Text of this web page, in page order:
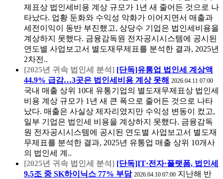
제표상 법인세비용 계상 규모가 1년 새 줄어든 것으로 나
타났다. 업황 둔화와 수익성 악화가 이어지면서 매출과
세전이익이 동반 부진했고, 상당수 기업은 법인세비용을
계상하지 못했다. 금융감독원 전자공시시스템에 공시된
연도별 사업보고서 별도재무제표를 분석한 결과, 2025년
2차전..
[2025년 귀속 법인세 분석] [단독]유통업 법인세 계상액
44.9% 급감…3곳은 법인세비용 계상 못해 2026.04.11 07:00
국내 매출 상위 10대 유통기업의 별도재무제표상 법인세
비용 계상 규모가 1년 새 큰 폭으로 줄어든 것으로 나타
났다. 매출은 사실상 제자리였지만 수익성 변동이 컸고,
일부 기업은 법인세 비용을 계상하지 못했다. 금융감독
원 전자공시시스템에 공시된 연도별 사업보고서 별도재
무제표를 분석한 결과, 2025년 유통업 매출 상위 10개사
의 법인세 계..
[2025년 귀속 법인세 분석] [단독]IT·전자·플랫폼, 법인세
9.5조 중 SK하이닉스 77% 부담 2026.04.10 07:00 지난해 반